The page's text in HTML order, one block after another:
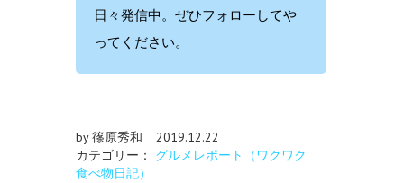
日々発信中。ぜひフォローしてや
ってください。
by 篠原秀和
2019.12.22
カテゴリー： グルメレポート（ワクワク
食べ物日記）